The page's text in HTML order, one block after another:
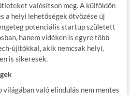
valósítson meg. A külföldön
a helyi lehetőségek ötvözése új
potenciális startup született
hanem vidéken is egyre több
újítókkal, akik nemcsak helyi,
is sikeresek.
való elindulás nem mentes